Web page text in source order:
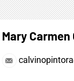
Mary Carmen